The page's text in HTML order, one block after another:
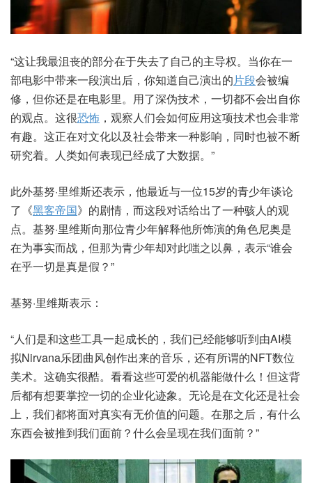
“这让我最沮丧的部分在于失去了自己的主导权。当你在一
部电影中带来一段演出后，你知道自己演出的片段会被编
修，但你还是在电影里。用了深伪技术，一切都不会出自你
的观点。这很恐怖 ，观察人们会如何应用这项技术也会非常
有趣。这正在对文化以及社会带来一种影响，同时也被不断
研究着。人类如何表现已经成了大数据。”
此外基努·里维斯还表示，他最近与一位15岁的青少年谈论
了《黑客帝国》的剧情，而这段对话给出了一种骇人的观
点。基努·里维斯向那位青少年解释他所饰演的角色尼奥是
在为事实而战，但那为青少年却对此嗤之以鼻，表示“谁会
在乎一切是真是假？”
基努·里维斯表示：
“人们是和这些工具一起成长的，我们已经能够听到由AI模
拟Nirvana乐团曲风创作出来的音乐，还有所谓的NFT数位
美术。这确实很酷。看看这些可爱的机器能做什么！但这背
后都有想要掌控一切的企业化迹象。无论是在文化还是社会
上，我们都将面对真实有无价值的问题。在那之后，有什么
东西会被推到我们面前？什么会呈现在我们面前？”